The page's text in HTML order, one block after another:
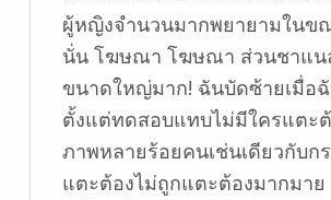
ผู้หญิงจำนวนมากพยายามในข
นั่น โฆษณา โฆษณา ส่วนชาแน
ขนาดใหญ่มาก! ฉันบัดซ้ายเมื่อ
ตั้งแต่ทดสอบแทบไม่มีใครแตะ
ภาพหลายร้อยคนเช่นเดียวกับก
แตะต้องไม่ถูกแตะต้องมากมา